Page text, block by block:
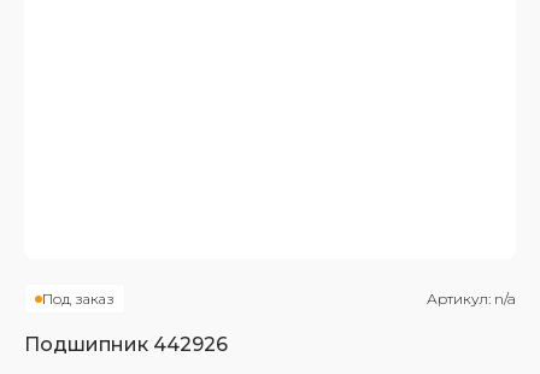
Под заказ Артикул: n/a
Подшипник 442926